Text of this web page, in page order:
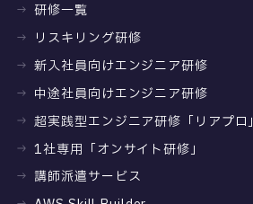
研修一覧
リスキリング研修
新入社員向けエンジニア研修
中途社員向けエンジニア研修
超実践型エンジニア研修「リアプロ」
1社専用「オンサイト研修」
講師派遣サービス